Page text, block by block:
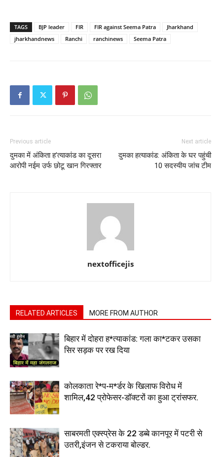
TAGS BJP leader FIR FIR against Seema Patra
Jharkhand
jharkhandnews
Ranchi ranchinews Seema Patra
Previous article
दुमका में अंकिता ह’त्याकांड का दूसरा
आरोपी नईम उर्फ छोटू खान गिरफ्तार
Next article
दुमका हत्याकांड: अंकिता के घर पहुंची
10 सदस्यीय जांच टीम
nextofficejis
RELATED ARTICLES MORE FROM AUTHOR
बिहार में दोहरा ह*त्याकांड: गला का*टकर उसका
सिर सड़क पर रख दिया
कोलकाता रे*प-म*र्डर के खिलाफ विरोध में
शामिल,42 प्रोफेसर-डॉक्टरों का हुआ ट्रांसफर.
साबरमती एक्स्प्रेस के 22 डब्बे कानपूर में पटरी से
उतरी,इंजन से टकराया बोल्डर.